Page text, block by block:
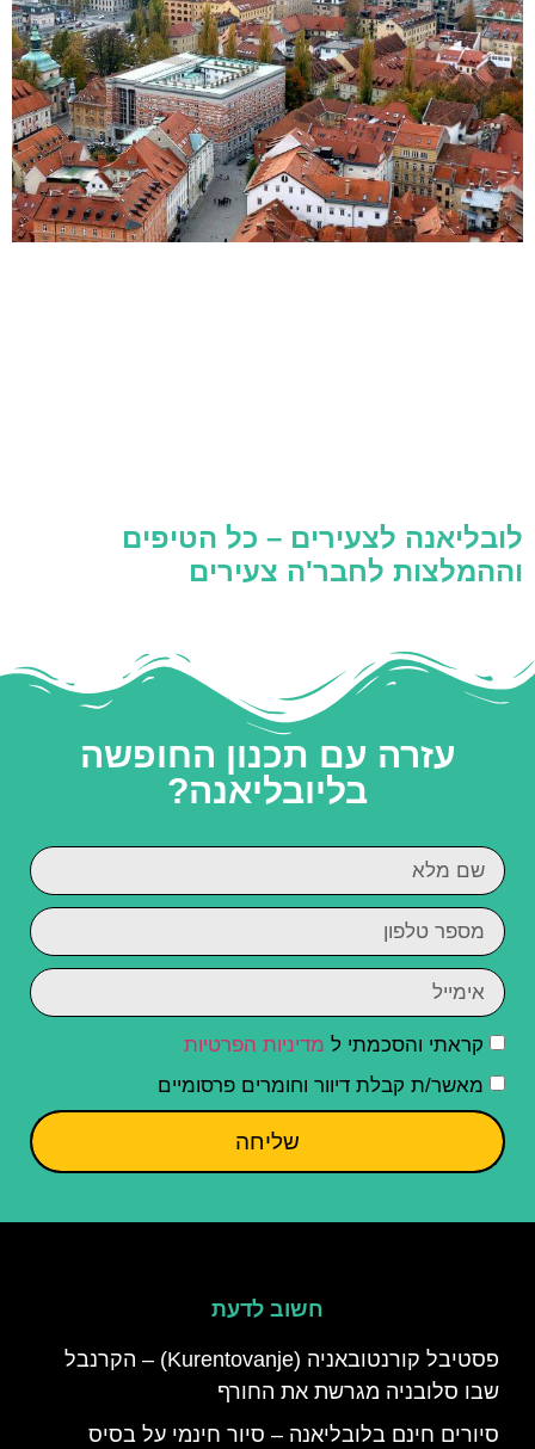
לובליאנה לצעירים – כל הטיפים
וההמלצות לחבר'ה צעירים
עזרה עם תכנון החופשה
בליובליאנה?
קראתי והסכמתי ל מדיניות הפרטיות
מאשר/ת קבלת דיוור וחומרים פרסומיים
שליחה
חשוב לדעת
פסטיבל קורנטובאניה (Kurentovanje) – הקרנבל
שבו סלובניה מגרשת את החורף
סיורים חינם בלובליאנה – סיור חינמי על בסיס